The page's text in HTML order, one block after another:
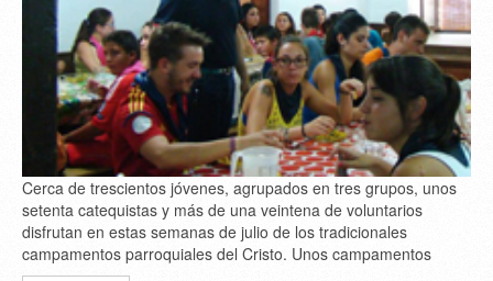
Cerca de trescientos jóvenes, agrupados en tres grupos, unos
setenta catequistas y más de una veintena de voluntarios
disfrutan en estas semanas de julio de los tradicionales
campamentos parroquiales del Cristo. Unos campamentos